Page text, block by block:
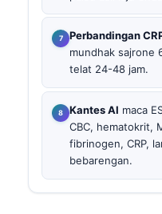
Perbandingan
mundhak sajrone
telat 24-48 jam.
Kantes AI maca
CBC, hematokrit,
fibrinogen, CRP,
bebarengan.